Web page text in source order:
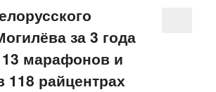
за 3 года
марафонов и
райцентрах